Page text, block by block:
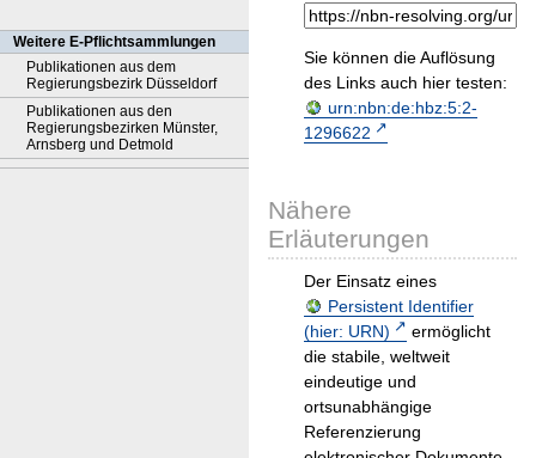
Weitere E-Pflichtsammlungen
Publikationen aus dem
Regierungsbezirk Düsseldorf
Publikationen aus den
Regierungsbezirken Münster,
Arnsberg und Detmold
Sie können die Auflösung
des Links auch hier testen:
urn:nbn:de:hbz:5:2-
1296622
Nähere
Erläuterungen
Der Einsatz eines
Persistent Identifier
(hier: URN)
ermöglicht
die stabile, weltweit
eindeutige und
ortsunabhängige
Referenzierung